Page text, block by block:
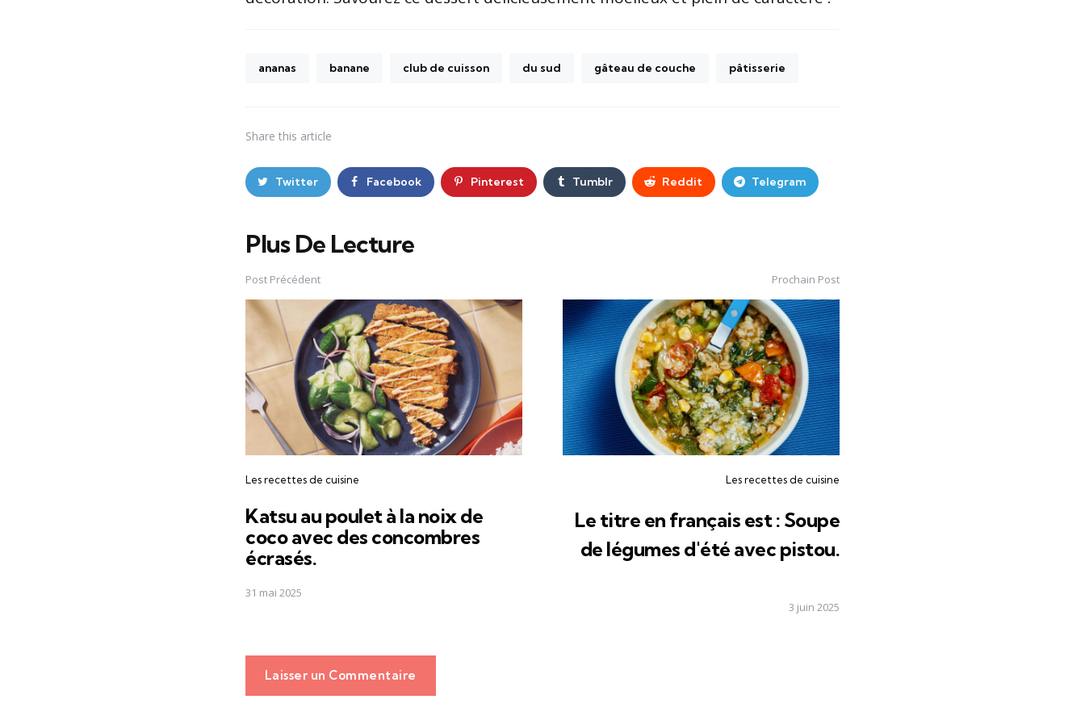
ananas banane club de cuisson du sud gâteau de couche pâtisserie
Share this article
Twitter Facebook Pinterest Tumblr Reddit Telegram
Plus De Lecture
Post
navigation
Post Précédent
Les recettes de cuisine
Katsu au poulet à la noix de
coco avec des concombres
écrasés.
31 mai 2025
Prochain Post
Les recettes de cuisine
Le titre en français est : Soupe
de légumes d'été avec pistou.
3 juin 2025
Laisser un Commentaire